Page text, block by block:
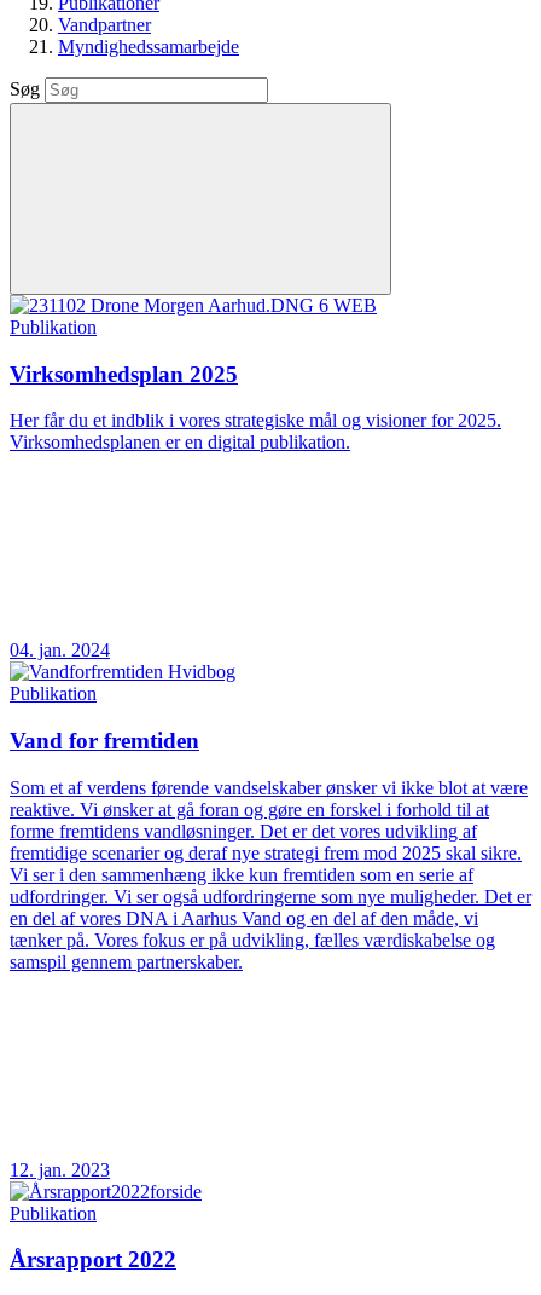
Vandpartner
Myndighedssamarbejde
Søg
Publikation
Virksomhedsplan 2025
Her får du et indblik i vores strategiske mål og visioner for 2025.
Virksomhedsplanen er en digital publikation.
04. jan. 2024
Publikation
Vand for fremtiden
Som et af verdens førende vandselskaber ønsker vi ikke blot at være
reaktive. Vi ønsker at gå foran og gøre en forskel i forhold til at
forme fremtidens vandløsninger. Det er det vores udvikling af
fremtidige scenarier og deraf nye strategi frem mod 2025 skal sikre.
Vi ser i den sammenhæng ikke kun fremtiden som en serie af
udfordringer. Vi ser også udfordringerne som nye muligheder. Det er
en del af vores DNA i Aarhus Vand og en del af den måde, vi
tænker på. Vores fokus er på udvikling, fælles værdiskabelse og
samspil gennem partnerskaber.
12. jan. 2023
Publikation
Årsrapport 2022